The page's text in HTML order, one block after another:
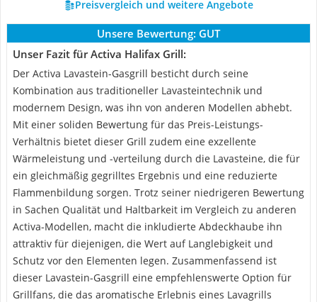
Preisvergleich und weitere Angebote
Unsere Bewertung: GUT
Unser Fazit für Activa Halifax Grill:
Der Activa Lavastein-Gasgrill besticht durch seine
Kombination aus traditioneller Lavasteintechnik und
modernem Design, was ihn von anderen Modellen abhebt.
Mit einer soliden Bewertung für das Preis-Leistungs-
Verhältnis bietet dieser Grill zudem eine exzellente
Wärmeleistung und -verteilung durch die Lavasteine, die für
ein gleichmäßig gegrilltes Ergebnis und eine reduzierte
Flammenbildung sorgen. Trotz seiner niedrigeren Bewertung
in Sachen Qualität und Haltbarkeit im Vergleich zu anderen
Activa-Modellen, macht die inkludierte Abdeckhaube ihn
attraktiv für diejenigen, die Wert auf Langlebigkeit und
Schutz vor den Elementen legen. Zusammenfassend ist
dieser Lavastein-Gasgrill eine empfehlenswerte Option für
Grillfans, die das aromatische Erlebnis eines Lavagrills